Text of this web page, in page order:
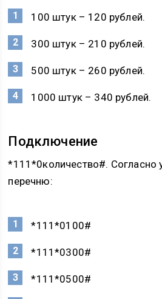
100 штук – 120 рублей.
300 штук – 210 рублей.
500 штук – 260 рублей.
1000 штук – 340 рублей.
Подключение
*111*0количество#. Согласно
перечню:
*111*0100#
*111*0300#
*111*0500#